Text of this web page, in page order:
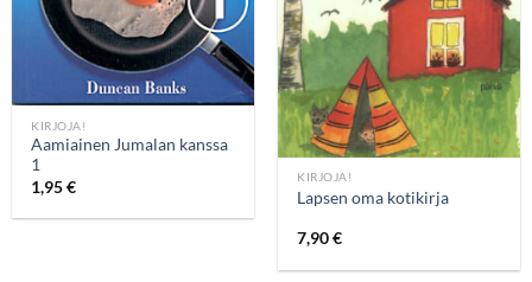
KIRJOJA!
Aamiainen Jumalan kanssa
1
1,95€
KIRJOJA!
Lapsen oma kotikirja
7,90€